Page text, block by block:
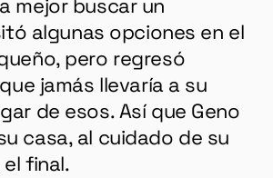
algunas opciones en el
pero regresó
jamás llevaría a su
de esos. Así que Geno
casa, al cuidado de su
final.